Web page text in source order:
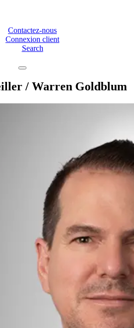
Contactez-nous
Connexion client
Search
/ Warren Goldblum